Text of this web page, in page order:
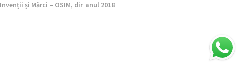
și Mărci – OSIM, din anul 2018